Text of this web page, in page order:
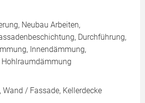
Neubau Arbeiten,
Durchführung,
Innendämmung,
Wand / Fassade, Kellerdecke